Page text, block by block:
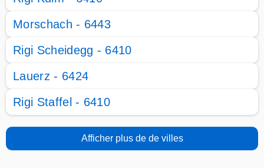
Morschach - 6443
Rigi Scheidegg - 6410
Lauerz - 6424
Rigi Staffel - 6410
Afficher plus de de villes